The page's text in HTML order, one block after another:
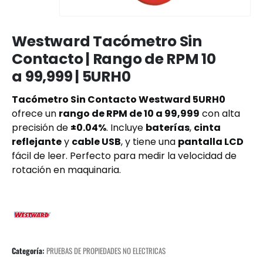
Westward Tacómetro Sin
Contacto | Rango de RPM 10
a 99,999 | 5URH0
Tacómetro Sin Contacto Westward 5URH0
ofrece un rango de RPM de 10 a 99,999 con alta
precisión de ±0.04%. Incluye baterías, cinta
reflejantey cable USB, y tiene una pantalla LCD
fácil de leer. Perfecto para medir la velocidad de
rotación en maquinaria.
Categoría:PRUEBAS DE PROPIEDADES NO ELECTRICAS